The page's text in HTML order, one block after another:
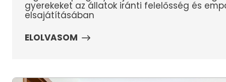
gyerekeket az állatok iránti felelősség és
elsajátításában
ELOLVASOM